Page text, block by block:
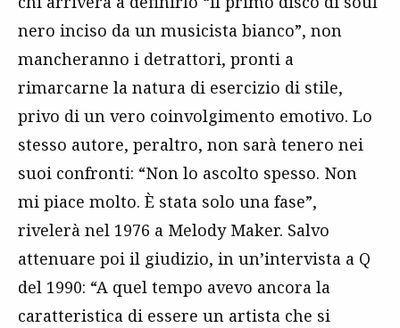
nero inciso da un musicista bianco”, non
mancheranno i detrattori, pronti a
rimarcarne la natura di esercizio di stile,
privo di un vero coinvolgimento emotivo. Lo
stesso autore, peraltro, non sarà tenero nei
suoi confronti: “Non lo ascolto spesso. Non
mi piace molto. È stata solo una fase”,
rivelerà nel 1976 a Melody Maker. Salvo
attenuare poi il giudizio, in un’intervista a Q
del 1990: “A quel tempo avevo ancora la
caratteristica di essere un artista che si